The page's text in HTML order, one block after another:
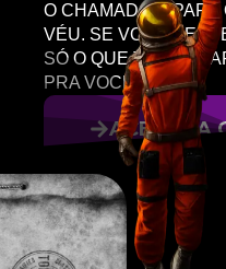
O CHAMADO É PARA
VÉU. SE VOCÊ
SÓ O QUE TE
PRA VOCÊ.
ACESSE A